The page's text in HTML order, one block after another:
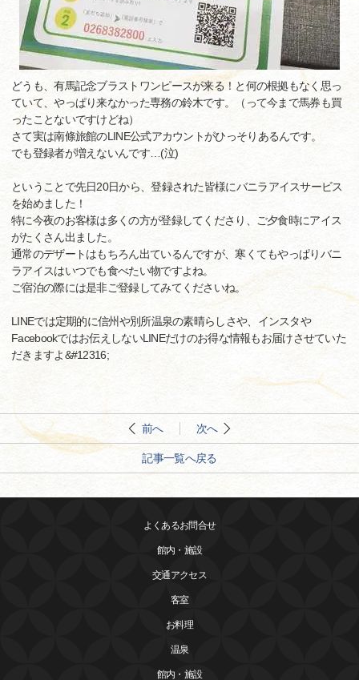
どうも、有馬記念ブラストワンピースが来る！と何の根拠もなく思っ
ていて、やっぱり来なかった専務の鈴木です。（って今まで馬券も買
ったことないですけどね）
さて実は南條旅館のLINE公式アカウントがひっそりあるんです。
でも登録者が増えないんです…(泣)
ということで先日20日から、登録された皆様にバニラアイスサービス
を始めました！
特に今夜のお客様は多くの方が登録してくださり、ご夕食時にアイス
がたくさん出ました。
通常のデザートはもちろん出ているんですが、寒くてもやっぱりバニ
ラアイスはいつでも食べたい物ですよね。
ご宿泊の際には是非ご登録してみてくださいね。
LINEでは定期的に信州や別所温泉の素晴らしさや、インスタや
Facebookではお伝えしないLINEだけのお得な情報もお届けさせていた
だきますよ&#12316;
前へ 次へ
記事一覧へ戻る
よくあるお問合せ
館内・施設
交通アクセス
客室
お料理
温泉
館内・施設